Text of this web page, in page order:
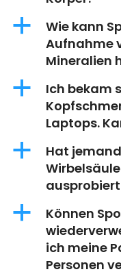
a
Wie kann
Aufnahme
Mineralien
a
Ich bekam
Laptops.
a
Hat
a
Können
ich meine
Personen